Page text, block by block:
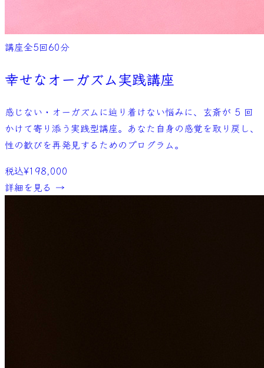
講座全5回60分
幸せなオーガズム実践講座
感じない・オーガズムに辿り着けない悩みに、玄斎が 5 回
かけて寄り添う実践型講座。あなた自身の感覚を取り戻し、
性の歓びを再発見するためのプログラム。
税込¥198,000
詳細を見る →